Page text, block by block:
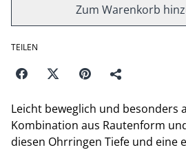
Zum Warenkorb
TEILEN
Leicht beweglich und besonders
Kombination aus Rautenform
diesen Ohrringen Tiefe und eine